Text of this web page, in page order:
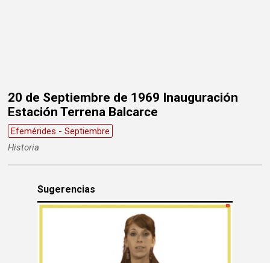
20 de Septiembre de 1969 Inauguración
Estación Terrena Balcarce
Efemérides - Septiembre
Historia
Sugerencias